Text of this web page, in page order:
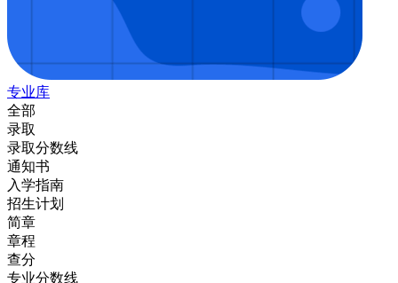
专业库
全部
录取
录取分数线
通知书
入学指南
招生计划
简章
章程
查分
专业分数线